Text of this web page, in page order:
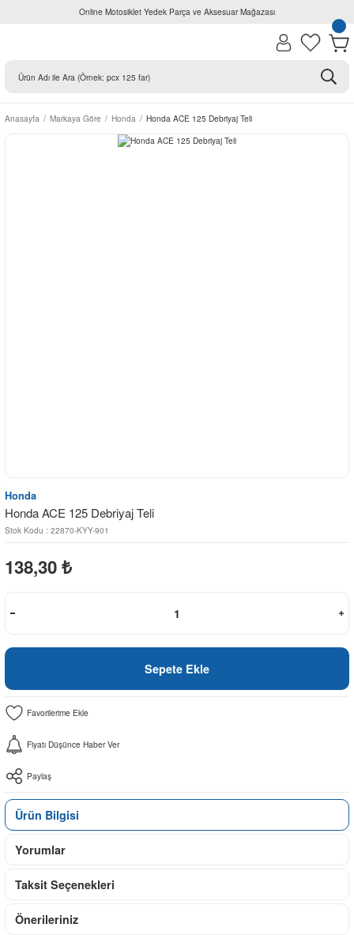
Online Motosiklet Yedek Parça ve Aksesuar Mağazası
Anasayfa Markaya Göre Honda Honda ACE 125 Debriyaj Teli
Honda
Honda ACE 125 Debriyaj Teli
Stok Kodu : 22870-KYY-901
138,30 ₺
Sepete Ekle
Fiyatı Düşünce Haber Ver
Paylaş
Ürün Bilgisi
Yorumlar
Taksit Seçenekleri
Önerileriniz